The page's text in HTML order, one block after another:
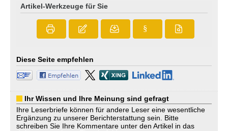
Artikel-Werkzeuge für Sie
§
Diese Seite empfehlen
Ihr Wissen und Ihre Meinung sind gefragt
Ihre Leserbriefe können für andere Leser eine wesentliche
Ergänzung zu unserer Berichterstattung sein. Bitte
schreiben Sie Ihre Kommentare unter den Artikel in das